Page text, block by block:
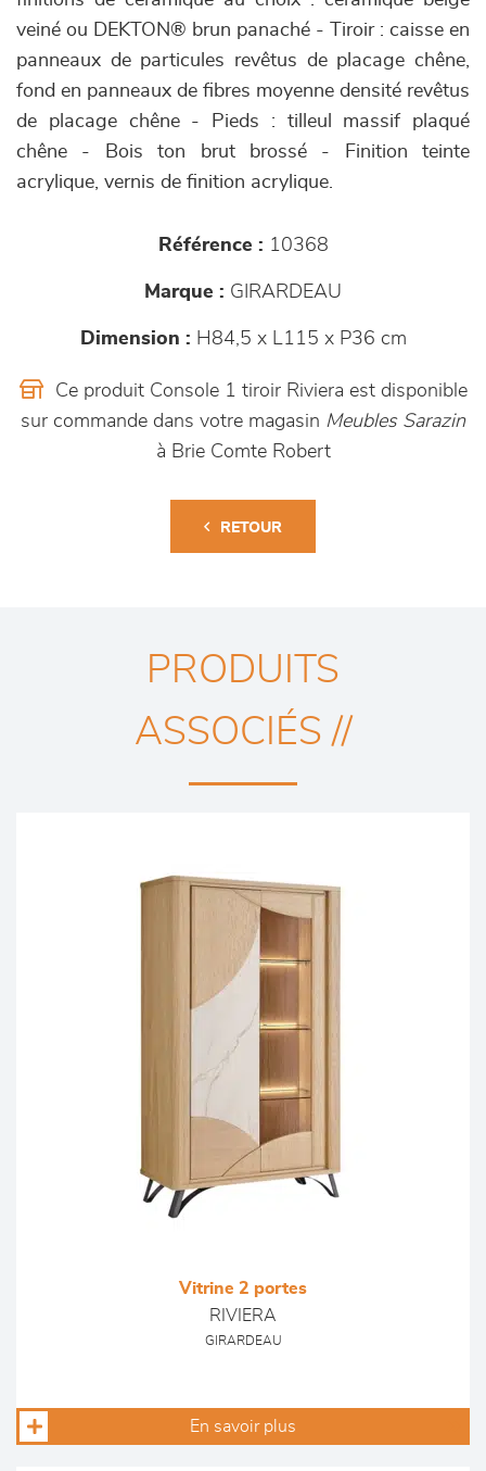
veiné ou DEKTON® brun panaché - Tiroir : caisse en
panneaux de particules revêtus de placage chêne,
fond en panneaux de fibres moyenne densité revêtus
de placage chêne - Pieds : tilleul massif plaqué
chêne - Bois ton brut brossé - Finition teinte
acrylique, vernis de finition acrylique.
Référence : 10368
Marque : GIRARDEAU
Dimension : H84,5 x L115 x P36 cm
Ce produit Console 1 tiroir Riviera est disponible
sur commande dans votre magasin Meubles Sarazin
à Brie Comte Robert
RETOUR
PRODUITS
ASSOCIÉS //
Vitrine 2 portes
RIVIERA
GIRARDEAU
En savoir plus